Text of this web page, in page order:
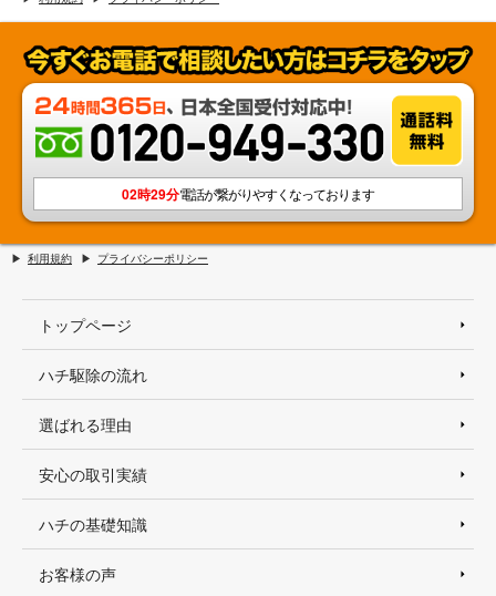
02時29分電話が繋がりやすくなっております
利用規約 プライバシーポリシー
トップページ
ハチ駆除の流れ
選ばれる理由
安心の取引実績
ハチの基礎知識
お客様の声